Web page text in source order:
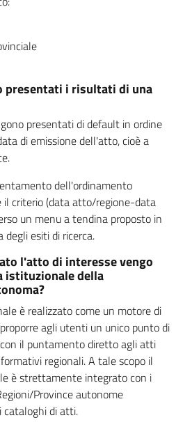
presentati i risultati di una
presentati di default in ordine
di emissione dell'atto, cioè a
dell'ordinamento
il criterio (data atto/regione-data
un menu a tendina proposto in
esiti di ricerca.
l'atto di interesse vengo
istituzionale della
è realizzato come un motore di
agli utenti un unico punto di
il puntamento diretto agli atti
regionali. A tale scopo il
è strettamente integrato con i
Province autonome
cataloghi di atti.